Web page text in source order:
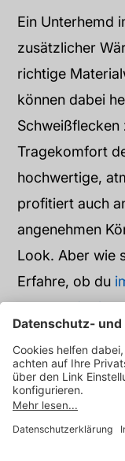
Ein Unterhemd
zusätzlicher
richtige
können dabei
Schweißflecken
Tragekomfort
hochwertige,
profitiert auch
angenehmen
Look. Aber wie
Erfahre, ob du
tragen oder
solltest.